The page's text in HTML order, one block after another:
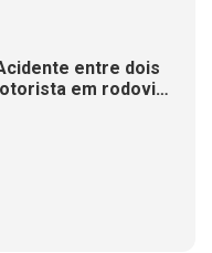
entre dois
em rodovia